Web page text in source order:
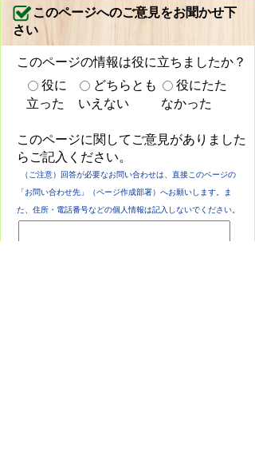
このページへのご意見をお聞かせ下
さい
このページの情報は役に立ちましたか？
役に
立った
どちらとも
いえない
役にたた
なかった
このページに関してご意見がありました
らご記入ください。
（ご注意）回答が必要なお問い合わせは、直接このページの
「お問い合わせ先」（ページ作成部署）へお願いします。ま
た、住所・電話番号などの個人情報は記入しないでください。